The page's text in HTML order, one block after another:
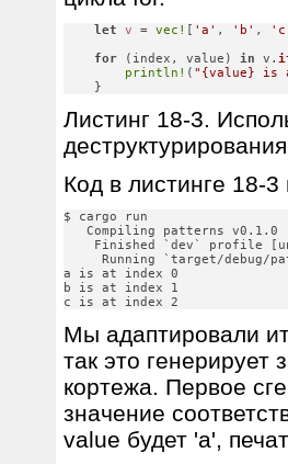
let v = vec! [ 'a' , 'b' ,
for (index, value) in v.
println! ( "{value} is
    }
Листинг 18-3.
Код в листинге 18-
$ cargo run
Compiling patterns v0.1.0
Finished `dev` profile
Running `target/debug/
a is at index 0
b is at index 1
c is at index 2
Мы адаптировали
так это генерирует
кортежа. Первое
значение
value будет 'a',